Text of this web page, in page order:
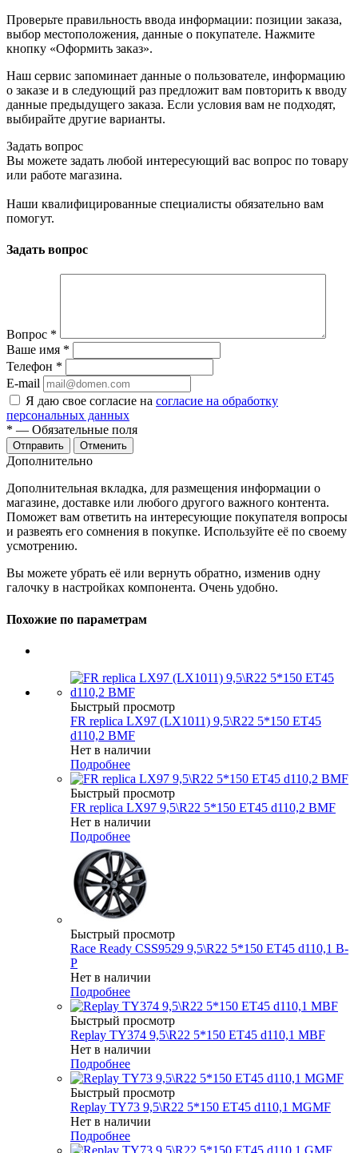
Проверьте правильность ввода информации: позиции заказа,
выбор местоположения, данные о покупателе. Нажмите
кнопку «Оформить заказ».
Наш сервис запоминает данные о пользователе, информацию
о заказе и в следующий раз предложит вам повторить к вводу
данные предыдущего заказа. Если условия вам не подходят,
выбирайте другие варианты.
Задать вопрос
Вы можете задать любой интересующий вас вопрос по товару
или работе магазина.
Наши квалифицированные специалисты обязательно вам
помогут.
Задать вопрос
Вопрос *
Ваше имя *
Телефон *
E-mail
Я даю свое согласие на согласие на обработку
персональных данных
* — Обязательные поля
Отменить
Дополнительно
Дополнительная вкладка, для размещения информации о
магазине, доставке или любого другого важного контента.
Поможет вам ответить на интересующие покупателя вопросы
и развеять его сомнения в покупке. Используйте её по своему
усмотрению.
Вы можете убрать её или вернуть обратно, изменив одну
галочку в настройках компонента. Очень удобно.
Похожие по параметрам
Быстрый просмотр
FR replica LX97 (LX1011) 9,5\R22 5*150 ET45
d110,2 BMF
Нет в наличии
Подробнее
Быстрый просмотр
FR replica LX97 9,5\R22 5*150 ET45 d110,2 BMF
Нет в наличии
Подробнее
Быстрый просмотр
Race Ready CSS9529 9,5\R22 5*150 ET45 d110,1 B-
P
Нет в наличии
Подробнее
Быстрый просмотр
Replay TY374 9,5\R22 5*150 ET45 d110,1 MBF
Нет в наличии
Подробнее
Быстрый просмотр
Replay TY73 9,5\R22 5*150 ET45 d110,1 MGMF
Нет в наличии
Подробнее